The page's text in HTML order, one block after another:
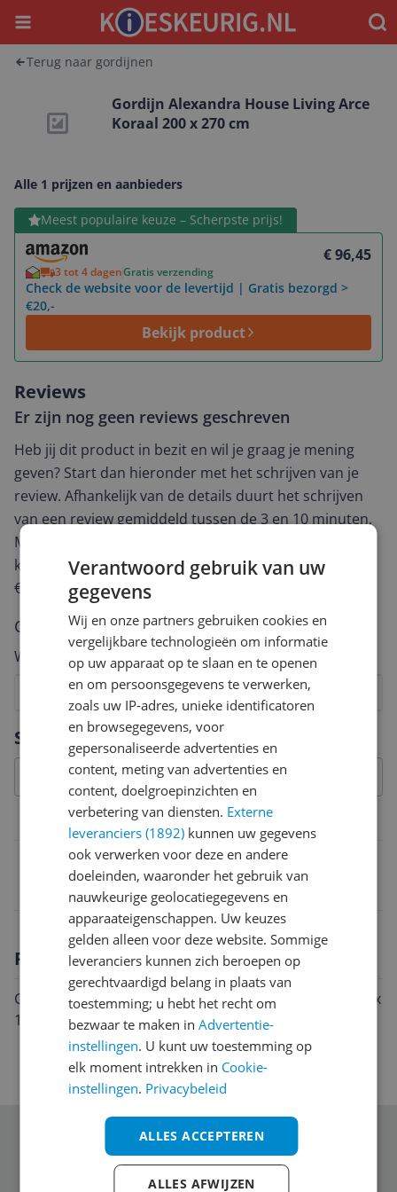
Menu
Terug naar gordijnen
Gordijn Alexandra House Living Arce
Koraal 200 x 270 cm
Alle 1 prijzen en aanbieders
Meest populaire keuze – Scherpste prijs!
€ 96,45
3 tot 4 dagenGratis verzending
Check de website voor de levertijd | Gratis bezorgd >
€20,-
Bekijk product
Bekijk product
Specificaties
Belangrijkste kenmerken
8435767266109
Productomschrijving
Gordijn Alexandra House Living Arce Koraal 200 x 270 x
1 cm
Reviews
Er zijn nog geen reviews geschreven
Heb jij dit product in bezit en wil je graag je mening
geven? Start dan hieronder met het schrijven van je
review. Afhankelijk van de details duurt het schrijven
van een review gemiddeld tussen de 3 en 10 minuten.
Met jouw mening help je andere bezoekers een betere
keuze te maken én maak je iedere maand kans op
€250,-!
Klik hier voor de actievoorwaarden.
Cijfer
Welk cijfer geef jij dit product?
8
7
6
5
4
3
2
Vraag 1 van 4
Schrijf je in voor onze nieuwsbrief
Verantwoord gebruik van uw
gegevens
Wij en onze partners gebruiken cookies en
vergelijkbare technologieën om informatie
op uw apparaat op te slaan en te openen
en om persoonsgegevens te verwerken,
zoals uw IP-adres, unieke identificatoren
en browsegegevens, voor
gepersonaliseerde advertenties en
content, meting van advertenties en
content, doelgroepinzichten en
verbetering van diensten. Externe
leveranciers (1892) kunnen uw gegevens
ook verwerken voor deze en andere
doeleinden, waaronder het gebruik van
nauwkeurige geolocatiegegevens en
apparaateigenschappen. Uw keuzes
gelden alleen voor deze website. Sommige
leveranciers kunnen zich beroepen op
gerechtvaardigd belang in plaats van
toestemming; u hebt het recht om
bezwaar te maken inAdvertentie-
instellingen. U kunt uw toestemming op
elk moment intrekken in Cookie-
instellingen. Privacybeleid
ALLES ACCEPTEREN
ALLES AFWIJZEN